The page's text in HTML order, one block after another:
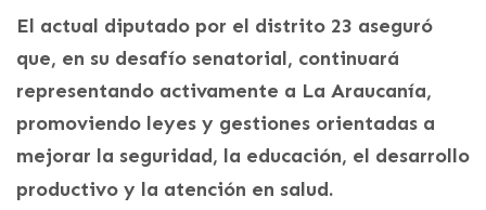
El actual diputado por el distrito 23 aseguró
que, en su desafío senatorial, continuará
representando activamente a La Araucanía,
promoviendo leyes y gestiones orientadas a
mejorar la seguridad, la educación, el desarrollo
productivo y la atención en salud.